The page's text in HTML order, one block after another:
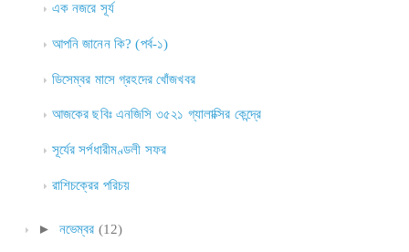
এক নজরে সূর্য
আপনি জানেন কি? (পর্ব-১)
ডিসেম্বর মাসে গ্রহদের খোঁজখবর
আজকের ছবিঃ এনজিসি ৩৫২১ গ্যালাক্সির কেন্দ্রে
সূর্যের সর্পধারীমণ্ডলী সফর
রাশিচক্রের পরিচয়
► নভেম্বর (12)